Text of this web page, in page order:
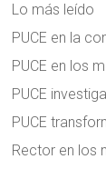
Lo más leído
PUCE en la
PUCE en los
PUCE investiga
PUCE
Rector en los